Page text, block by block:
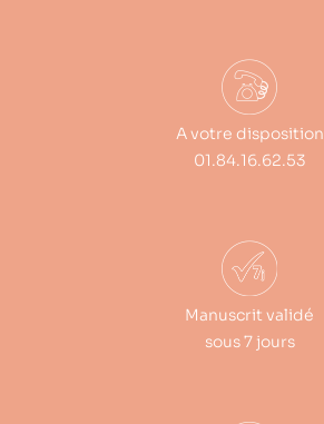
A votre disposition
01.84.16.62.53
Manuscrit validé
sous 7 jours